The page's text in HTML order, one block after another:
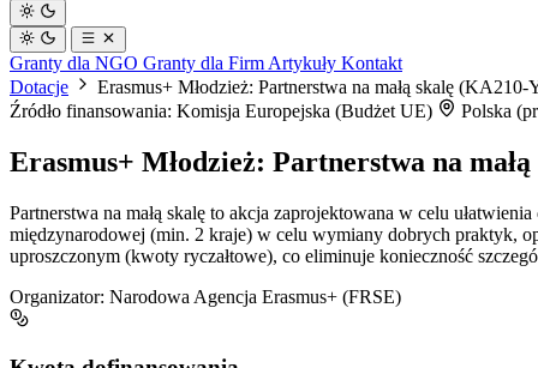
Granty dla NGO Granty dla Firm Artykuły Kontakt
Dotacje
Erasmus+ Młodzież: Partnerstwa na małą skalę
Źródło finansowania: Komisja Europejska (Budżet UE)
Polska
Erasmus+ Młodzież: Partnerstwa na
Partnerstwa na małą skalę to akcja zaprojektowana w celu
międzynarodowej (min. 2 kraje) w celu wymiany dobrych praktyk,
uproszczonym (kwoty ryczałtowe), co eliminuje konieczność
Organizator: Narodowa Agencja Erasmus+ (FRSE)